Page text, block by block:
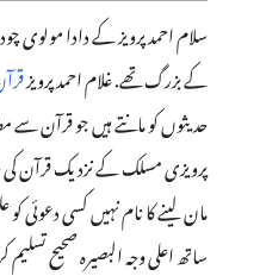
سلام احمد پرویز کے دادا
کے بزرگ تھے. غلام احمد پرویز
حدیثوں کو مانتے ہیں جو قرآن
پرویزی مسلک کے نزدیک قرآن کی
مان لینے کا نام نہیں کسی
ساتھ اعلی وجہ البصیرہ صحیح